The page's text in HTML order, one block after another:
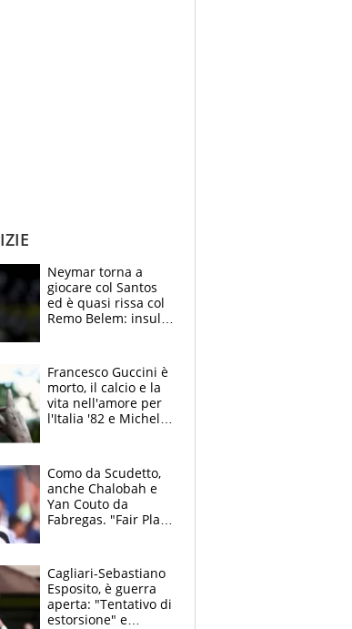
Neymar torna a
giocare col Santos
ed è quasi rissa col
Remo Belem: insulti
Francesco Guccini è
morto, il calcio e la
vita nell'amore per
l'Italia '82 e Michel
e Juventus
Como da Scudetto,
anche Chalobah e
Yan Couto da
Fabregas. "Fair Play
multa"
Cagliari-Sebastiano
Esposito, è guerra
aperta: "Tentativo di
estorsione" e